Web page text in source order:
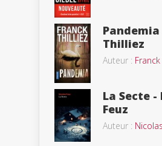
Thilliez
Auteur :
La Secte
Feuz
Auteur :